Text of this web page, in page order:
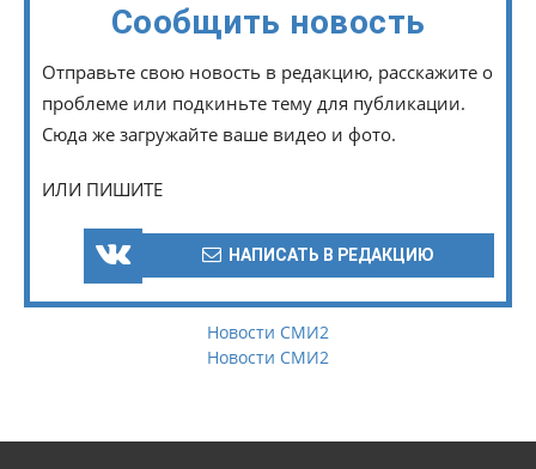
Сообщить новость
Отправьте свою новость в редакцию, расскажите о
проблеме или подкиньте тему для публикации.
Сюда же загружайте ваше видео и фото.
ИЛИ ПИШИТЕ
НАПИСАТЬ В РЕДАКЦИЮ
Новости СМИ2
Новости СМИ2